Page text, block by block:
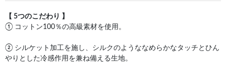
【 5つのこだわり 】
① コットン100％の高級素材を使用。
② シルケット加工を施し、シルクのようななめらかなタッチとひん
やりとした冷感作用を兼ね備える生地。